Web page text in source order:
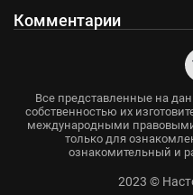
Комментарии
Все представленные на
собственностью их
международными
только для
ознакомительный и
2023 ©